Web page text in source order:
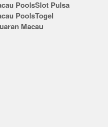
PoolsSlot Pulsa
PoolsTogel
Macau